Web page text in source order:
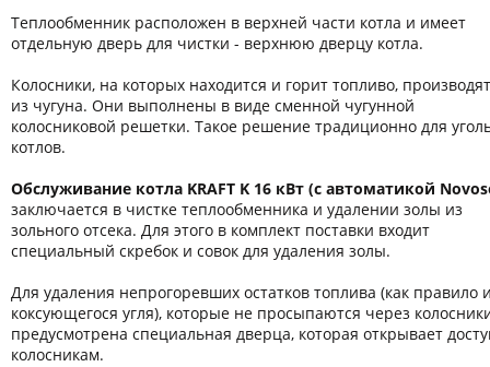
Теплообменник расположен в верхней части котла и имеет
отдельную дверь для чистки - верхнюю дверцу котла.
Колосники, на которых находится и горит топливо,
из чугуна. Они выполнены в виде сменной чугунной
колосниковой решетки. Такое решение традиционно для
котлов.
Обслуживание котла KRAFT K 16 кВт (с автоматикой
заключается в чистке теплообменника и удалении золы из
зольного отсека. Для этого в комплект поставки входит
специальный скребок и совок для удаления золы.
Для удаления непрогоревших остатков топлива (как правило
коксующегося угля), которые не просыпаются через
предусмотрена специальная дверца, которая открывает
колосникам.